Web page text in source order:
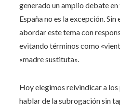
generado un amplio debate
España no es la excepción.
abordar este tema con
evitando términos como
«madre sustituta».
Hoy elegimos reivindicar a
hablar de la subrogación sin